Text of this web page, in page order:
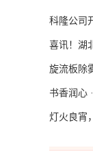
科隆公司
喜讯！湖
旋流板除
书香润心
灯火良宵